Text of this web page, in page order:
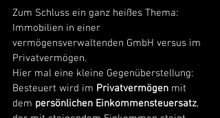
Zum Schluss ein ganz heißes Thema:
Immobilien in einer
vermögensverwaltenden GmbH versus im
Privatvermögen.
Hier mal eine kleine Gegenüberstellung:
Besteuert wird im Privatvermögen mit
dem persönlichen Einkommensteuersatz,